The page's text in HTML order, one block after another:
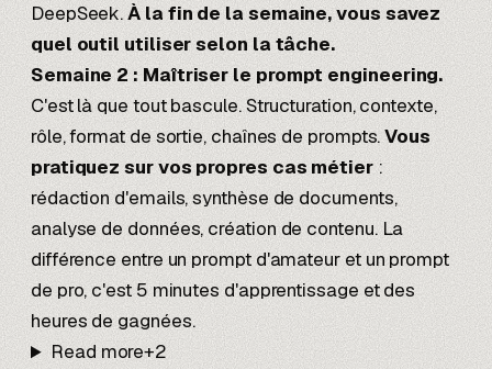
DeepSeek.À la fin de la semaine, vous savez
quel outil utiliser selon la tâche.
Semaine 2 : Maîtriser le prompt engineering.
C'est là que tout bascule. Structuration, contexte,
rôle, format de sortie, chaînes de prompts.Vous
pratiquez sur vos propres cas métier:
rédaction d'emails, synthèse de documents,
analyse de données, création de contenu. La
différence entre un prompt d'amateur et un prompt
de pro, c'est 5 minutes d'apprentissage et des
heures de gagnées.
Read more+2